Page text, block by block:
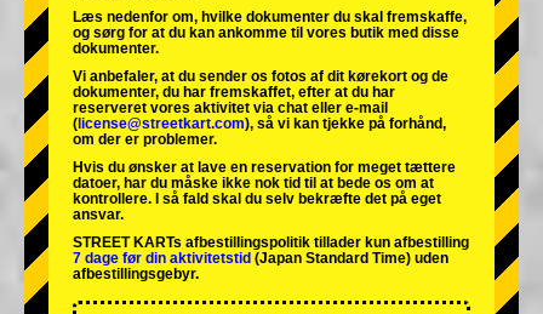
Læs nedenfor om, hvilke dokumenter du skal fremskaffe,
og sørg for at du kan ankomme til vores butik med disse
dokumenter.
Vi anbefaler, at du sender os fotos af dit kørekort og de
dokumenter, du har fremskaffet, efter at du har
reserveret vores aktivitet via chat eller e-mail
( license@streetkart.com), så vi kan tjekke på forhånd,
om der er problemer.
Hvis du ønsker at lave en reservation for meget tættere
datoer, har du måske ikke nok tid til at bede os om at
kontrollere. I så fald skal du selv bekræfte det på eget
ansvar.
STREET KARTs afbestillingspolitik tillader kun afbestilling
7 dage før din aktivitetstid (Japan Standard Time) uden
afbestillingsgebyr.